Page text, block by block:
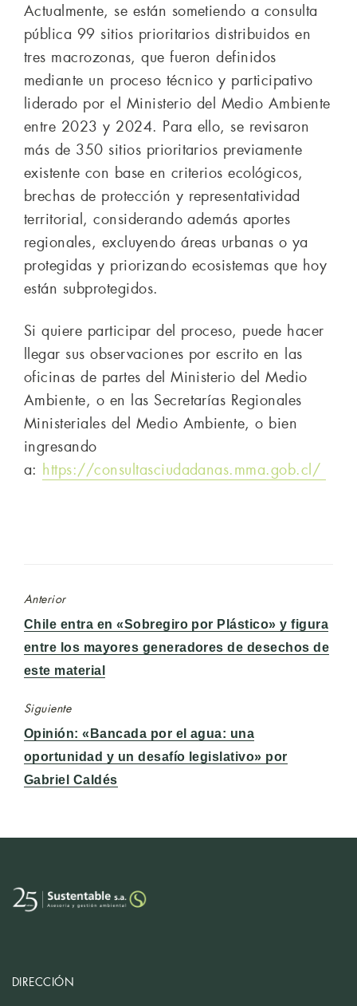
Actualmente, se están sometiendo a consulta
pública 99 sitios prioritarios distribuidos en
tres macrozonas, que fueron definidos
mediante un proceso técnico y participativo
liderado por el Ministerio del Medio Ambiente
entre 2023 y 2024. Para ello, se revisaron
más de 350 sitios prioritarios previamente
existente con base en criterios ecológicos,
brechas de protección y representatividad
territorial, considerando además aportes
regionales, excluyendo áreas urbanas o ya
protegidas y priorizando ecosistemas que hoy
están subprotegidos.
Si quiere participar del proceso, puede hacer
llegar sus observaciones por escrito en las
oficinas de partes del Ministerio del Medio
Ambiente, o en las Secretarías Regionales
Ministeriales del Medio Ambiente, o bien
ingresando
a: https://consultasciudadanas.mma.gob.cl/
Anterior
Entrada
anterior:
Chile entra en «Sobregiro por Plástico» y figura
entre los mayores generadores de desechos de
este material
Siguiente
Entrada
siguiente:
Opinión: «Bancada por el agua: una
oportunidad y un desafío legislativo» por
Gabriel Caldés
DIRECCIÓN